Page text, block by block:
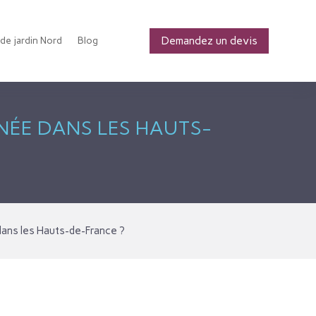
jardin Nord Blog Demandez un devis
DANS LES HAUTS-
les Hauts-de-France ?